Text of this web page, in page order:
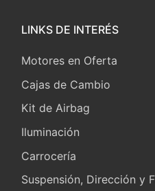
LINKS DE INTERÉS
Motores en Oferta
Cajas de Cambio
Kit de Airbag
Iluminación
Carrocería
Suspensión, Dirección y